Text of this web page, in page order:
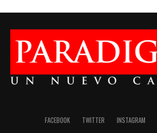
FACEBOOK TWITTER INSTAGRAM